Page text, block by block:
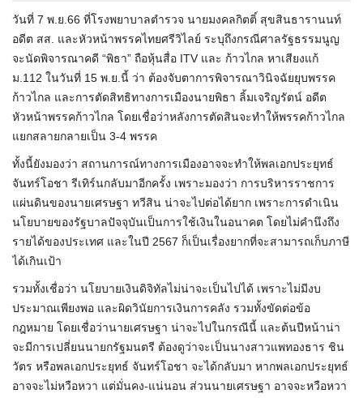
วันที่ 7 พ.ย.66 ที่โรงพยาบาลตำรวจ นายมงคลกิตติ์ สุขสินธารานนท์
อดีต สส. และหัวหน้าพรรคไทยศรีวิไลย์ ระบุถึงกรณีศาลรัฐธรรมนูญ
จะนัดพิจารณาคดี “พิธา” ถือหุ้นสื่อ ITV และ ก้าวไกล หาเสียงแก้
ม.112 ในวันที่ 15 พ.ย.นี้ ว่า ต้องจับตาการพิจารณาวินิจฉัยยุบพรรค
ก้าวไกล และการตัดสิทธิทางการเมืองนายพิธา ลิ้มเจริญรัตน์ อดีต
หัวหน้าพรรคก้าวไกล โดยเชื่อว่าหลังการตัดสินจะทำให้พรรคก้าวไกล
แยกสลายกลายเป็น 3-4 พรรค
ทั้งนี้ยังมองว่า สถานการณ์ทางการเมืองอาจจะทำให้พลเอกประยุทธ์
จันทร์โอชา รีเทิร์นกลับมาอีกครั้ง เพราะมองว่า การบริหารราชการ
แผ่นดินของนายเศรษฐา ทวีสิน น่าจะไปต่อได้ยาก เพราะการดำเนิน
นโยบายของรัฐบาลปัจจุบันเป็นการใช้เงินในอนาคต โดยไม่คำนึงถึง
รายได้ของประเทศ และในปี 2567 ก็เป็นเรื่องยากที่จะสามารถเก็บภาษี
ได้เกินเป้า
รวมทั้งเชื่อว่า นโยบายเงินดิจิทัลไม่น่าจะเป็นไปได้ เพราะไม่มีงบ
ประมาณเพียงพอ และผิดวินัยการเงินการคลัง รวมทั้งขัดต่อข้อ
กฎหมาย โดยเชื่อว่านายเศรษฐา น่าจะไปในกรณีนี้ และต้นปีหน้าน่า
จะมีการเปลี่ยนนายกรัฐมนตรี ต้องดูว่าจะเป็นนางสาวแพทองธาร ชิน
วัตร หรือพลเอกประยุทธ์ จันทร์โอชา จะได้กลับมา หากพลเอกประยุทธ์
อาจจะไม่หวือหวา แต่มั่นคง-แน่นอน ส่วนนายเศรษฐา อาจจะหวือหวา